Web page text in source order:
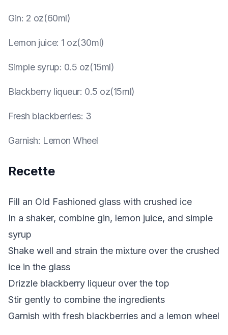
Gin: 2 oz(60ml)
Lemon juice: 1 oz(30ml)
Simple syrup: 0.5 oz(15ml)
Blackberry liqueur: 0.5 oz(15ml)
Fresh blackberries: 3
Garnish: Lemon Wheel
Recette
Fill an Old Fashioned glass with crushed ice
In a shaker, combine gin, lemon juice, and simple
syrup
Shake well and strain the mixture over the crushed
ice in the glass
Drizzle blackberry liqueur over the top
Stir gently to combine the ingredients
Garnish with fresh blackberries and a lemon wheel